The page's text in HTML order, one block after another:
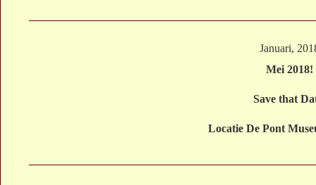
Januari,
Mei 2018!
Save that
Locatie De Pont